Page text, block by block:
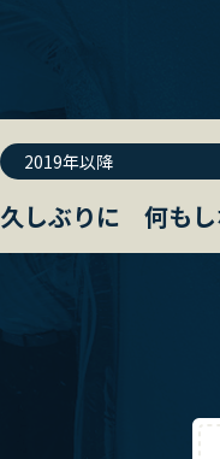
2019年以降
久しぶりに 何もし